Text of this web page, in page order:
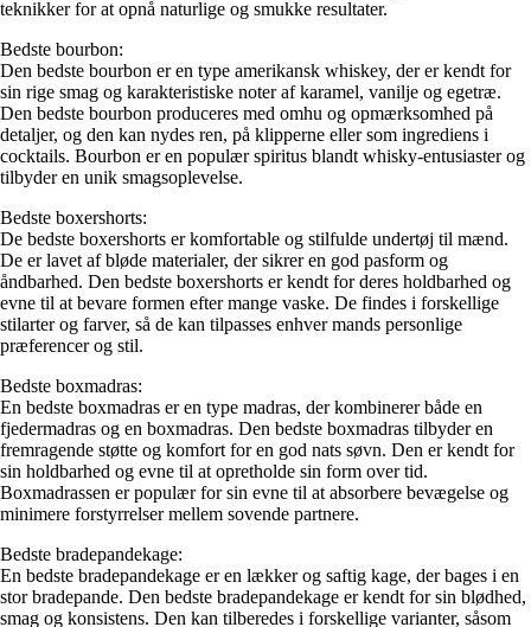
teknikker for at opnå naturlige og smukke resultater.
Bedste bourbon:
Den bedste bourbon er en type amerikansk whiskey, der er kendt for
sin rige smag og karakteristiske noter af karamel, vanilje og egetræ.
Den bedste bourbon produceres med omhu og opmærksomhed på
detaljer, og den kan nydes ren, på klipperne eller som ingrediens i
cocktails. Bourbon er en populær spiritus blandt whisky-entusiaster og
tilbyder en unik smagsoplevelse.
Bedste boxershorts:
De bedste boxershorts er komfortable og stilfulde undertøj til mænd.
De er lavet af bløde materialer, der sikrer en god pasform og
åndbarhed. Den bedste boxershorts er kendt for deres holdbarhed og
evne til at bevare formen efter mange vaske. De findes i forskellige
stilarter og farver, så de kan tilpasses enhver mands personlige
præferencer og stil.
Bedste boxmadras:
En bedste boxmadras er en type madras, der kombinerer både en
fjedermadras og en boxmadras. Den bedste boxmadras tilbyder en
fremragende støtte og komfort for en god nats søvn. Den er kendt for
sin holdbarhed og evne til at opretholde sin form over tid.
Boxmadrassen er populær for sin evne til at absorbere bevægelse og
minimere forstyrrelser mellem sovende partnere.
Bedste bradepandekage:
En bedste bradepandekage er en lækker og saftig kage, der bages i en
stor bradepande. Den bedste bradepandekage er kendt for sin blødhed,
smag og konsistens. Den kan tilberedes i forskellige varianter, såsom